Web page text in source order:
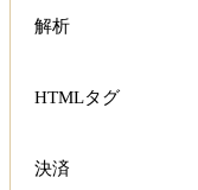
解析
HTMLタグ
決済